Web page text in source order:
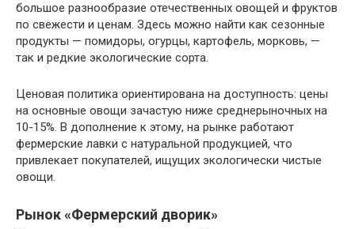
большое разнообразие отечественных овощей и фруктов
по свежести и ценам. Здесь можно найти как сезонные
продукты — помидоры, огурцы, картофель, морковь, —
так и редкие экологические сорта.
Ценовая политика ориентирована на доступность: цены
на основные овощи зачастую ниже среднерыночных на
10-15%. В дополнение к этому, на рынке работают
фермерские лавки с натуральной продукцией, что
привлекает покупателей, ищущих экологически чистые
овощи.
Рынок «Фермерский дворик»